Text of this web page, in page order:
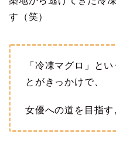
す（笑）
「冷凍マグロ」と
とがきっかけで、
女優への道を目指す